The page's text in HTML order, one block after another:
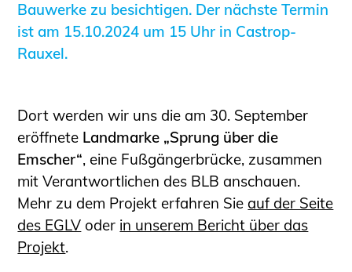
Sachkundige für Zustands- und
Funktionsprüfung privater
Abwasserleitungen
Büronachfolge
Zusatzqualifikationen
Geschützter Bereich
Informationen für Auftraggeber und
Verbraucher
Ingenieursuche (Mitglieder der IK-Bau
Bauwerke zu besichtigen. Der nächste Termin
ist am 15.10.2024 um 15 Uhr in Castrop-
Rauxel.
Dort werden wir uns die am 30. September
eröffnete Landmarke „Sprung über die
Emscher“, eine Fußgängerbrücke, zusammen
mit Verantwortlichen des BLB anschauen.
Mehr zu dem Projekt erfahren Sie auf der Seite
des EGLV oder in unserem Bericht über das
Projekt.